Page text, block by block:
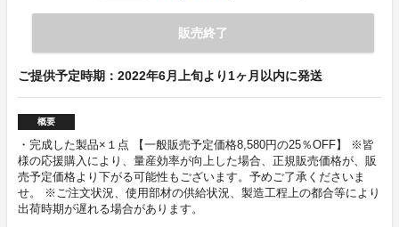
販売終了
ご提供予定時期：2022年6月上旬より1ヶ月以内に発送
概要
・完成した製品×１点 【一般販売予定価格8,580円の25％OFF】 ※皆
様の応援購入により、量産効率が向上した場合、正規販売価格が、販
売予定価格より下がる可能性もございます。予めご了承くださいま
せ。 ※ご注文状況、使用部材の供給状況、製造工程上の都合等により
出荷時期が遅れる場合があります。